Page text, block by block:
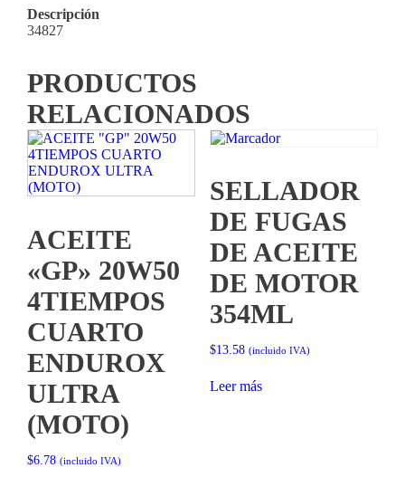
LITRO
(MOTO
Descripción
34827
PRODUCTOS
RELACIONADOS
ACEITE
«GP» 20W50
4TIEMPOS
CUARTO
ENDUROX
ULTRA
(MOTO)
$6.78 (incluido IVA)
SELLADOR
DE FUGAS
DE ACEITE
DE MOTOR
354ML
$13.58 (incluido IVA)
Leer más